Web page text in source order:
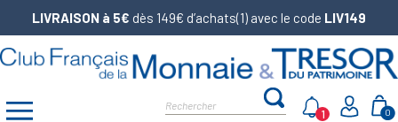
LIVRAISON à 5€ dès 149€ d’achats(1) avec le code LIV149
0
1